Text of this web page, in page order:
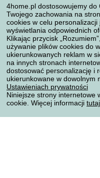
4home.pl dostosowujemy do
Twojego zachowania na
cookies w celu
wyświetlania odpowiednich
Klikając przycisk
używanie plików cookies do
ukierunkowanych reklam w
na innych stronach
dostosować personalizację i
ukierunkowane w dowolnym
Ustawieniach prywatności
Niniejsze strony internetowe
cookie. Więcej informacji tutaj
Sposoby transportu
Metody płatności
Niezawodny sklep